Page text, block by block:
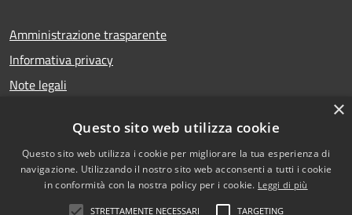
Amministrazione trasparente
Informativa privacy
Note legali
Accessibilità
Copyright © 2026 • Comune di
×
Questo sito web utilizza cookie
Questo sito web utilizza i cookie per migliorare la tua esperienza di
navigazione. Utilizzando il nostro sito web acconsenti a tutti i cookie
in conformità con la nostra policy per i cookie. Leggi di più
STRETTAMENTE NECESSARI TARGETING